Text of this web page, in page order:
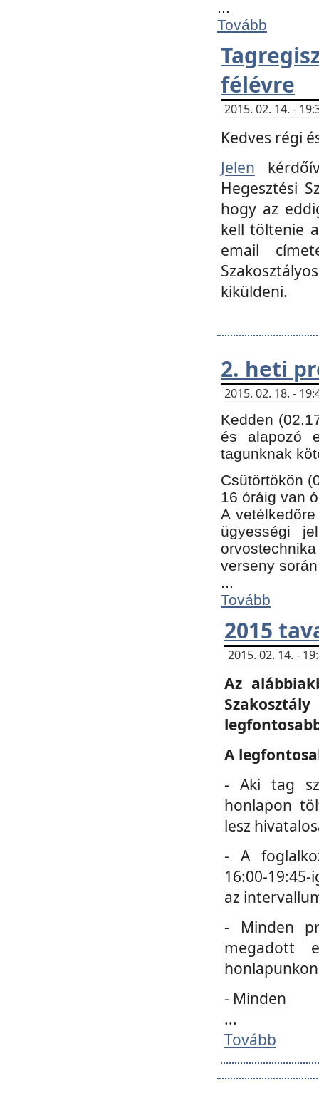
...
Tovább
félévre
2015. 02. 14. -
Kedves régi
Jelen
Hegesztési
hogy az
kell töltenie
email
kiküldeni.
2. heti
2015. 02. 18. -
Kedden
és alapozó
tagunknak
Csütörtökön
16 óráig van
A
ügyességi
verseny
...
Tovább
2015
2015. 02. 14. -
Az
A
- Aki tag
honlapon
lesz
- A
16:00-
az
- Minden
megadott
- Minden
...
Tovább